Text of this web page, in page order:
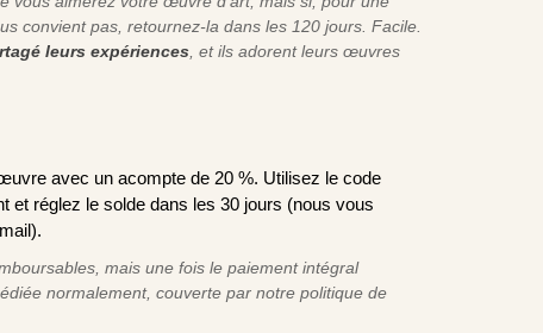
convient pas, retournez-la dans les 120 jours. Facile.
leurs expériences, et ils adorent leurs œuvres
avec un acompte de 20 %. Utilisez le code
et réglez le solde dans les 30 jours (nous vous
mais une fois le paiement intégral
normalement, couverte par notre politique de